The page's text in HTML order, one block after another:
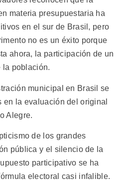
materia presupuestaria ha
en el sur de Brasil, pero
no es un éxito porque
ahora, la participación de un
la población.
municipal en Brasil se
en la evaluación del original
Alegre.
de los grandes
pública y el silencio de la
participativo se ha
electoral casi infalible.